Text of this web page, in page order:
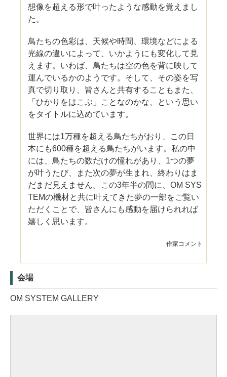
想像を超える形で叶ったような感動を覚えまし
た。
鳥たちの色彩は、天候や時間、環境などによる
光線の違いによって、いかようにも変化して見
えます。いわば、鳥たちは空の色を背に映して
運んでいるかのようです。そして、その姿を写
真で切り取り、皆さんと共有することもまた、
「ひかりをはこぶ」ことなのかな、という思い
をタイトルに込めています。
世界には1万種を超える鳥たちがおり、この日
本にも600種を超える鳥たちがいます。私の中
には、鳥たちの数だけの憧れがあり、1つの夢
が叶うたび、また次の夢が生まれ、終わりはま
だまだ見えません。この3年半の間に、OM SYS
TEMの機材と共に叶えてきた夢の一部をご覧い
ただくことで、皆さんにも感動を届けられれば
嬉しく思います。
作家コメント
会場
OM SYSTEM GALLERY